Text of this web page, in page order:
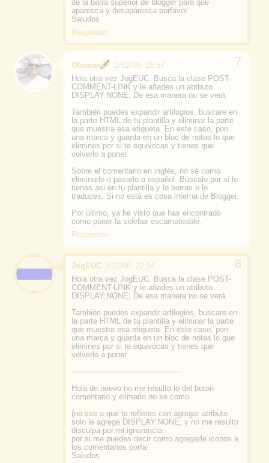
de la barra superior de blogger para que
aparesca y desaparesca porfavor
Saludos
Responder
Oloman
2/12/08, 18:57
Hola otra vez JogEUC. Busca la clase POST-
COMMENT-LINK y le añades un atributo
DISPLAY:NONE; De esa manera no se verá.
También puedes expandir artilugios, buscare en
la parte HTML de tu plantilla y eliminar la parte
que muestra esa etiqueta. En este caso, pon
una marca y guarda en un bloc de notas lo que
elimines por si te equivocas y tienes que
volverlo a poner.
Sobre el comentario en inglés, no sé como
eliminarlo o pasarlo a español. Búscalo por si lo
tienes asi en tu plantilla y lo borras o lo
traduces. Si no está es cosa interna de Blogger.
Por último, ya he visto que has encontrado
como poner la sidebar escamoteable.
Responder
JogEUC 2/12/08, 22:14
Hola otra vez JogEUC. Busca la clase POST-
COMMENT-LINK y le añades un atributo
DISPLAY:NONE; De esa manera no se verá.
También puedes expandir artilugios, buscare en
la parte HTML de tu plantilla y eliminar la parte
que muestra esa etiqueta. En este caso, pon
una marca y guarda en un bloc de notas lo que
elimines por si te equivocas y tienes que
volverlo a poner.
----------------------------------------------
Hola de nuevo no me resulto lo del boton
comentario y elimarlo no se como
(no sse a que te refieres con agregar atributo
solo le agrege DISPLAY:NONE; y no me resulto
disculpa por mi ignorancia
por si me puedes decir como agregarle iconos a
los comentarios porfa
Saludos